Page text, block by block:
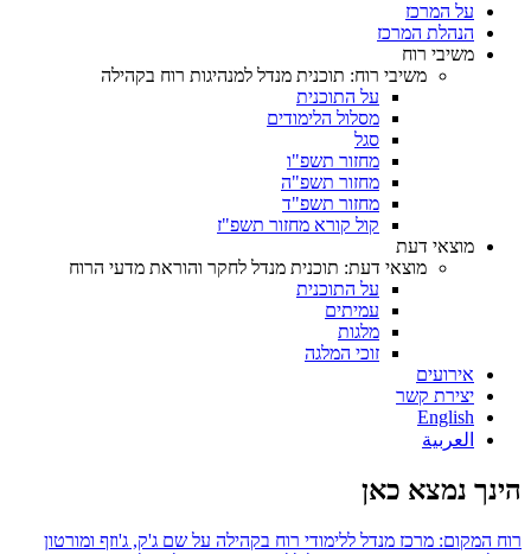
על המרכז
הנהלת המרכז
משיבי רוח
משיבי רוח: תוכנית מנדל למנהיגות רוח בקהילה
על התוכנית
מסלול הלימודים
סגל
מחזור תשפ"ו
מחזור תשפ"ה
מחזור תשפ"ד
קול קורא מחזור תשפ"ז
מוצאי דעת
מוצאי דעת: תוכנית מנדל לחקר והוראת מדעי הרוח
על התוכנית
עמיתים
מלגות
זוכי המלגה
אירועים
יצירת קשר
English
العربية
הינך נמצא כאן
רוח המקום: מרכז מנדל ללימודי רוח בקהילה על שם ג'ק, ג'וזף ומורטון